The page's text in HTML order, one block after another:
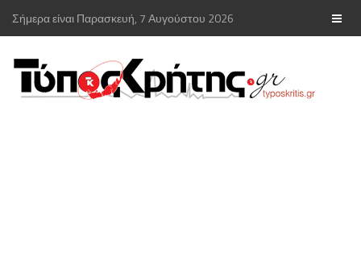
Σήμερα είναι Παρασκευή, 7 Αυγούστου 2026